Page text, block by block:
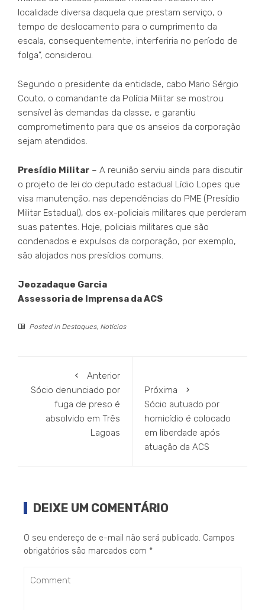
localidade diversa daquela que prestam serviço, o
tempo de deslocamento para o cumprimento da
escala, consequentemente, interferiria no período de
folga”, considerou.
Segundo o presidente da entidade, cabo Mario Sérgio
Couto, o comandante da Polícia Militar se mostrou
sensível às demandas da classe, e garantiu
comprometimento para que os anseios da corporação
sejam atendidos.
Presídio Militar – A reunião serviu ainda para discutir
o projeto de lei do deputado estadual Lídio Lopes que
visa manutenção, nas dependências do PME (Presídio
Militar Estadual), dos ex-policiais militares que perderam
suas patentes. Hoje, policiais militares que são
condenados e expulsos da corporação, por exemplo,
são alojados nos presídios comuns.
Jeozadaque Garcia
Assessoria de Imprensa da ACS
Posted in Destaques Notícias
Anterior
Sócio denunciado por
fuga de preso é
absolvido em Três
Lagoas
Próxima
Sócio autuado por
homicídio é colocado
em liberdade após
atuação da ACS
DEIXE UM COMENTÁRIO
O seu endereço de e-mail não será publicado. Campos
obrigatórios são marcados com *